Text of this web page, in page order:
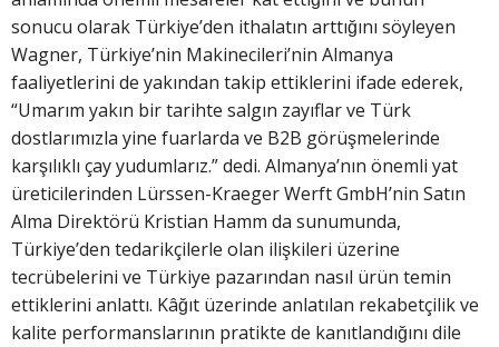
sonucu olarak Türkiye’den ithalatın arttığını söyleyen
Wagner, Türkiye’nin Makinecileri’nin Almanya
faaliyetlerini de yakından takip ettiklerini ifade ederek,
“Umarım yakın bir tarihte salgın zayıflar ve Türk
dostlarımızla yine fuarlarda ve B2B görüşmelerinde
karşılıklı çay yudumlarız.” dedi. Almanya’nın önemli yat
üreticilerinden Lürssen-Kraeger Werft GmbH’nin Satın
Alma Direktörü Kristian Hamm da sunumunda,
Türkiye’den tedarikçilerle olan ilişkileri üzerine
tecrübelerini ve Türkiye pazarından nasıl ürün temin
ettiklerini anlattı. Kâğıt üzerinde anlatılan rekabetçilik ve
kalite performanslarının pratikte de kanıtlandığını dile